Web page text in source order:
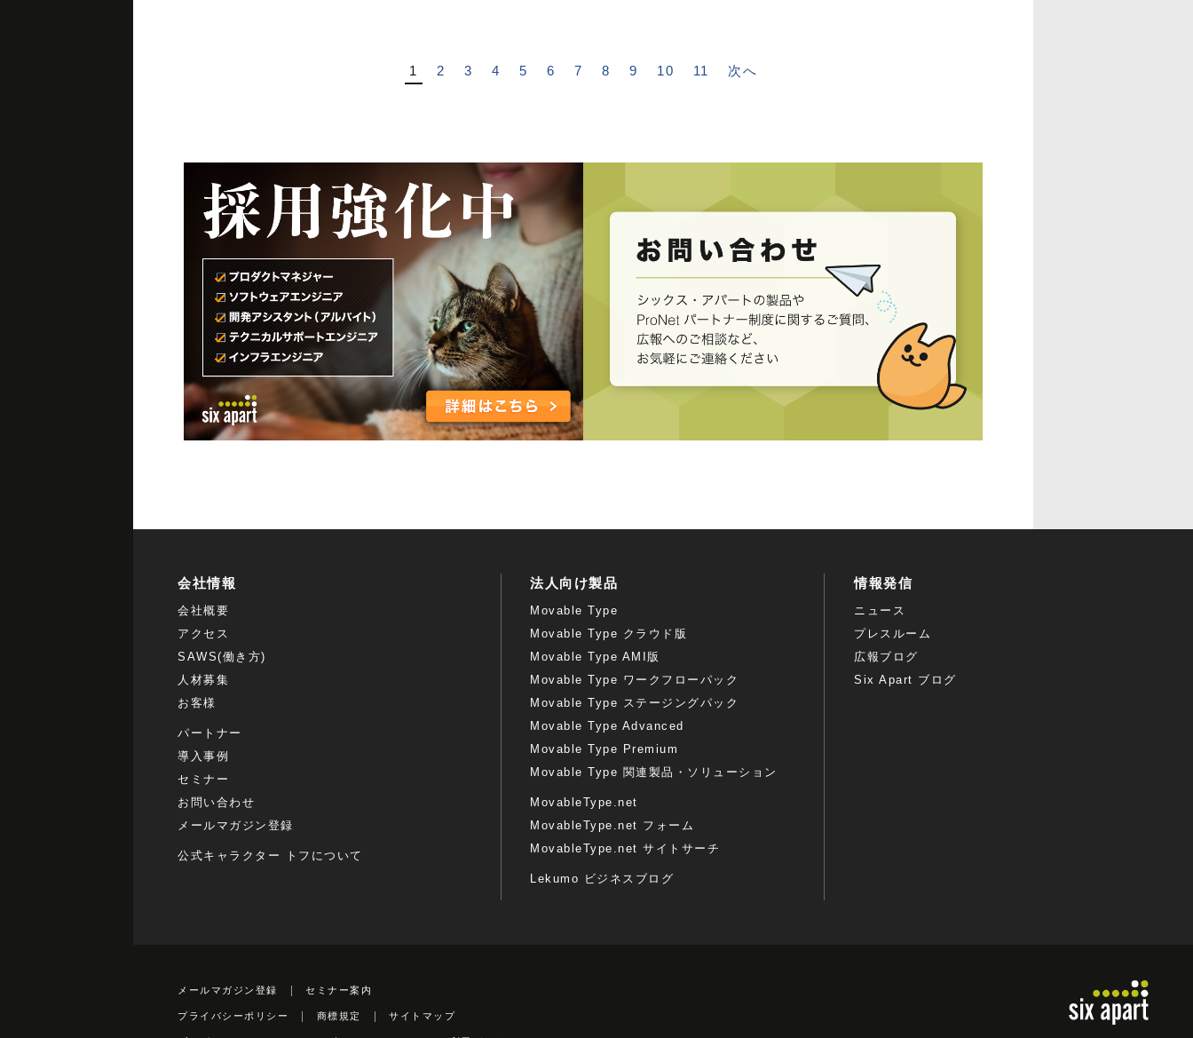
1 2 3 4 5 6 7 8 9 10 11 次へ
会社情報
会社概要
アクセス
SAWS(働き方)
人材募集
お客様
パートナー
導入事例
セミナー
お問い合わせ
メールマガジン登録
公式キャラクター トフについて
法人向け製品
Movable Type
Movable Type クラウド版
Movable Type AMI版
Movable Type ワークフローパック
Movable Type ステージングパック
Movable Type Advanced
Movable Type Premium
Movable Type 関連製品・ソリューション
MovableType.net
MovableType.net フォーム
MovableType.net サイトサーチ
Lekumo ビジネスブログ
情報発信
ニュース
プレスルーム
広報ブログ
Six Apart ブログ
メールマガジン登録 セミナー案内
プライバシーポリシー 商標規定 サイトマップ